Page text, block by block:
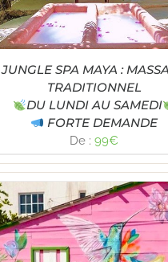
JUNGLE SPA MAYA :
TRADITIONNEL
DU LUNDI AU SAMEDI
FORTE DEMANDE
De :99€